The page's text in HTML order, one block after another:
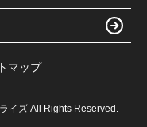
マップ
イズ All Rights Reserved.